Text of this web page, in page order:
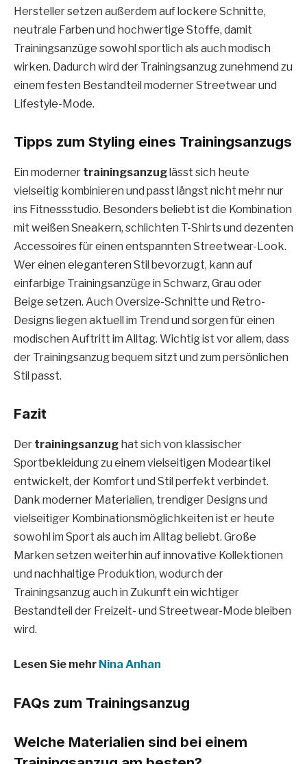
Hersteller setzen außerdem auf lockere Schnitte,
neutrale Farben und hochwertige Stoffe, damit
Trainingsanzüge sowohl sportlich als auch modisch
wirken. Dadurch wird der Trainingsanzug zunehmend zu
einem festen Bestandteil moderner Streetwear und
Lifestyle-Mode.
Tipps zum Styling eines Trainingsanzugs
Ein moderner trainingsanzuglässt sich heute
vielseitig kombinieren und passt längst nicht mehr nur
ins Fitnessstudio. Besonders beliebt ist die Kombination
mit weißen Sneakern, schlichten T-Shirts und dezenten
Accessoires für einen entspannten Streetwear-Look.
Wer einen eleganteren Stil bevorzugt, kann auf
einfarbige Trainingsanzüge in Schwarz, Grau oder
Beige setzen. Auch Oversize-Schnitte und Retro-
Designs liegen aktuell im Trend und sorgen für einen
modischen Auftritt im Alltag. Wichtig ist vor allem, dass
der Trainingsanzug bequem sitzt und zum persönlichen
Stil passt.
Fazit
Der trainingsanzug hat sich von klassischer
Sportbekleidung zu einem vielseitigen Modeartikel
entwickelt, der Komfort und Stil perfekt verbindet.
Dank moderner Materialien, trendiger Designs und
vielseitiger Kombinationsmöglichkeiten ist er heute
sowohl im Sport als auch im Alltag beliebt. Große
Marken setzen weiterhin auf innovative Kollektionen
und nachhaltige Produktion, wodurch der
Trainingsanzug auch in Zukunft ein wichtiger
Bestandteil der Freizeit- und Streetwear-Mode bleiben
wird.
Lesen Sie mehr Nina Anhan
FAQs zum Trainingsanzug
Welche Materialien sind bei einem